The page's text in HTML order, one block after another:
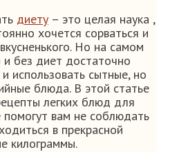
диету – это целая наука ,
хочется сорваться и
Но на самом
без диет достаточно
использовать сытные, но
блюда. В этой статье
легких блюд для
вам не соблюдать
в прекрасной
килограммы.